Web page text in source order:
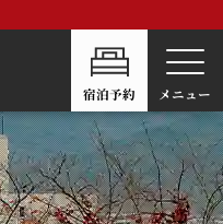
宿泊予約 メニュー